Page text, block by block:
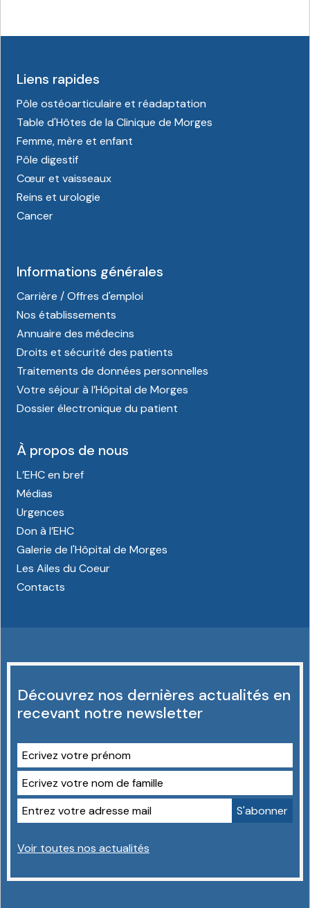
Liens rapides
Pôle ostéoarticulaire et réadaptation
Table d'Hôtes de la Clinique de Morges
Femme, mère et enfant
Pôle digestif
Cœur et vaisseaux
Reins et urologie
Cancer
Informations générales
Carrière / Offres d'emploi
Nos établissements
Annuaire des médecins
Droits et sécurité des patients
Traitements de données personnelles
Votre séjour à l’Hôpital de Morges
Dossier électronique du patient
À propos de nous
L’EHC en bref
Médias
Urgences
Don à l’EHC
Galerie de l'Hôpital de Morges
Les Ailes du Coeur
Contacts
Découvrez nos dernières actualités en
recevant notre newsletter
Voir toutes nos actualités